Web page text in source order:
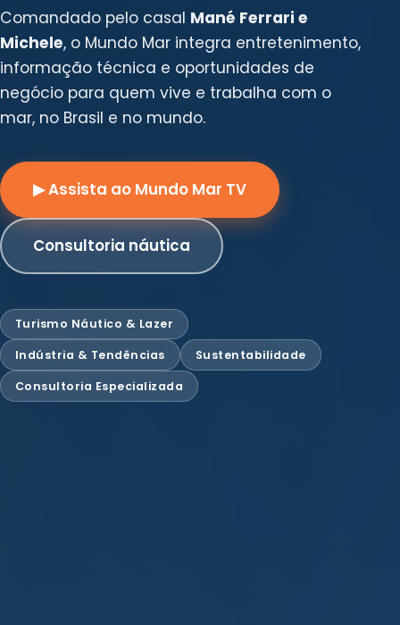
Comandado pelo casal Mané Ferrari e
Michele, o Mundo Mar integra entretenimento,
informação técnica e oportunidades de
negócio para quem vive e trabalha com o
mar, no Brasil e no mundo.
▶ Assista ao Mundo Mar TV
Consultoria náutica
Turismo Náutico & Lazer
Indústria & Tendências Sustentabilidade
Consultoria Especializada